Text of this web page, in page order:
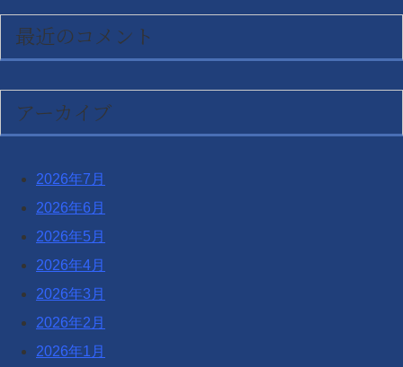
最近のコメント
アーカイブ
2026年7月
2026年6月
2026年5月
2026年4月
2026年3月
2026年2月
2026年1月